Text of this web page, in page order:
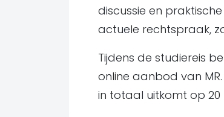
discussie en
actuele rechtspraak,
Tijdens de studiereis
online aanbod van
in totaal uitkomt op 20